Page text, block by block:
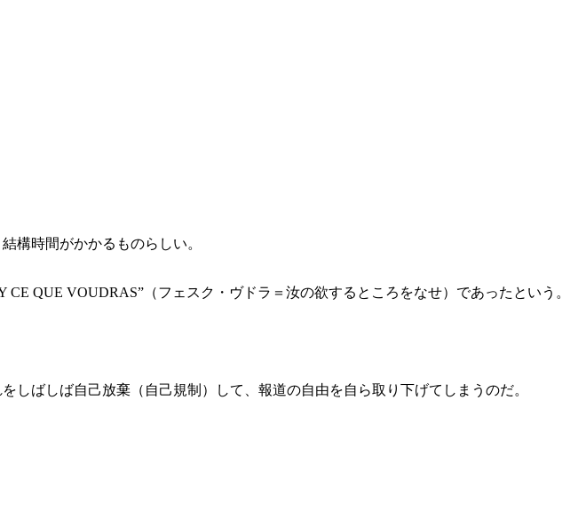
構時間がかかるものらしい。
QUE VOUDRAS”（フェスク・ヴドラ＝汝の欲するところをなせ）であったという。
ばしば自己放棄（自己規制）して、報道の自由を自ら取り下げてしまうのだ。